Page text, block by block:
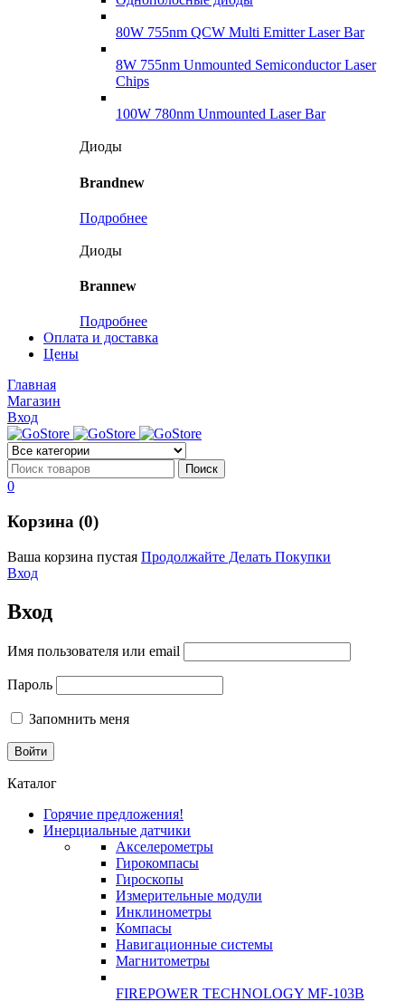
80W 755nm QCW Multi Emitter Laser Bar
8W 755nm Unmounted Semiconductor Laser
Chips
100W 780nm Unmounted Laser Bar
Диоды
Brandnew
Подробнее
Диоды
Brannew
Подробнее
Оплата и доставка
Цены
Главная
Магазин
Вход
0
Корзина (0)
Ваша корзина пустая Продолжайте Делать Покупки
Вход
Вход
Имя пользователя или email
Пароль
Запомнить меня
Каталог
Горячие предложения!
Инерциальные датчики
Акселерометры
Гирокомпасы
Гироскопы
Измерительные модули
Инклинометры
Компасы
Навигационные системы
Магнитометры
FIREPOWER TECHNOLOGY MF-103B